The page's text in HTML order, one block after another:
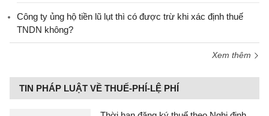
Công ty ủng hộ tiền lũ lụt thì có được trừ khi xác định thuế
TNDN không?
Xem thêm
TIN PHÁP LUẬT VỀ THUẾ-PHÍ-LỆ PHÍ